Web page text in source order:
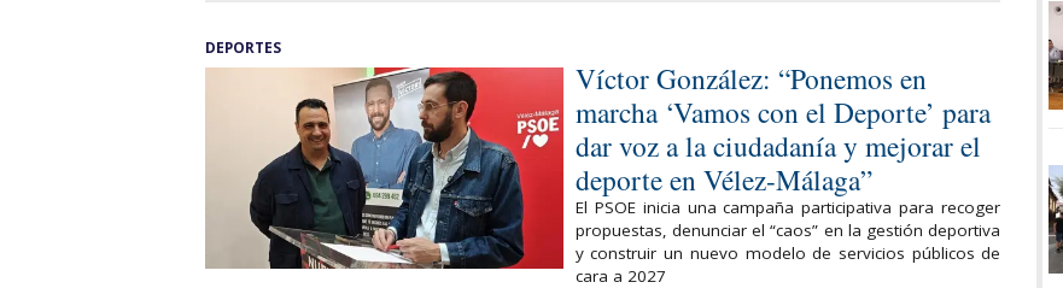
DEPORTES
Víctor González: “Ponemos en
marcha ‘Vamos con el Deporte’ para
dar voz a la ciudadanía y mejorar el
deporte en Vélez-Málaga”
El PSOE inicia una campaña participativa para recoger
propuestas, denunciar el “caos” en la gestión deportiva
y construir un nuevo modelo de servicios públicos de
cara a 2027